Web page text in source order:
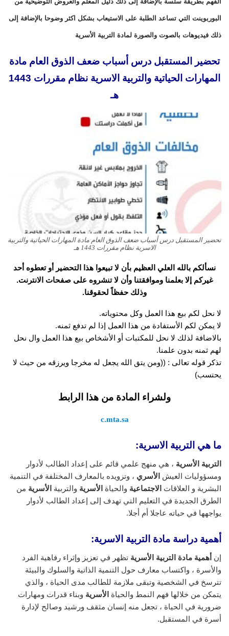
البوربوينت التي تساعد الطلبة على الاستيعاب بشكل اكثر وضوحا بالإضافة إلى
ذلك فيديوهات بالصوت والصورة لمادة التربية الأسرية
تحضير المستقبل درس أسباب ضعف الذوق العام مادة
المهارات الحياتية والتربية الاسرية نظام مقررات 1443
هـ
تحضير المستقبل درس أسباب ضعف الذوق العام مادة المهارات الحياتية والتربية
الاسرية نظام مقررات 1443 هـ
نسألكم بالله العلي العظيم بأن لا تبيعوا هذا التحضير أو تعطوه أحد
غيركم إلا بعلمنا وموافقتنا وأن لا تنشروه على صفحات الانترنت.
وذلك حفظاً لحقوقنا.
لا نحل لكم بيع هذا العمل وكل محتوياته.
لا يمكن لكم الأستفادة من هذا العمل إذا لم تدفع ثمنه.
بالاضافة لذلك لا نحل للمكتبات أو الأشخاص بيع هذا العمل وال نحل
لهم ثمنه بدون علمنا.
تذكر قوله تعالى : ((ومن يتق الله يجعل له مخرجا ويرزقه من حيث لا
يحتسب)
ولشراء المادة من هذا الرابط
c.mta.sa
ما هي التربية الاسرية:
التربية الأسرية ، هي منهج علمي قائم على إعداد الطالب لأدوار
ومسؤوليات العيش
الأسري ، وتزويده بالمعارف المختلفة في التنمية
البشرية و العلاقات
الاجتماعية والحياة الأسرية والتربية الأسرية من
الطرق الجديدة في التعليم التي تهدف إلى إعداد الطالب لأدوار
يواجهها في حياته عاجلا أم أجلا.
أهمية دراسة مادة التربية الاسرية:
إن أهمية مادة التربية الأسرية تظهر في تعزيز وإثراء رفاهية الفرد
والأسرة ، واكتساب معارف حول التنمية الذاتية والسلوك والبيئة
تترسخ في الشخصية وتبقى ملازمة للطالب مدى الحياة ، والذي
يتمكن من خلالها فهم النمط والحياة الأسرية وبناء قدرات ومهارات
ضرورية في الحياة ، تجعل منه إنسان مثقف ورشيد وصالح لإدارة
أسرة في المستقبل.